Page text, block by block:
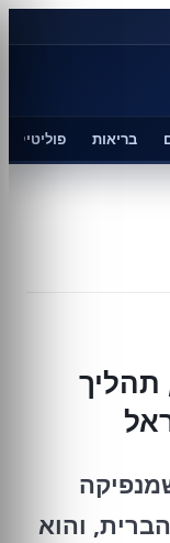
בריאות פוליטיקה
תהליך
והוא